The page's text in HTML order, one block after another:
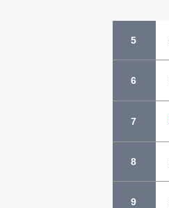
5
6
7
8
9